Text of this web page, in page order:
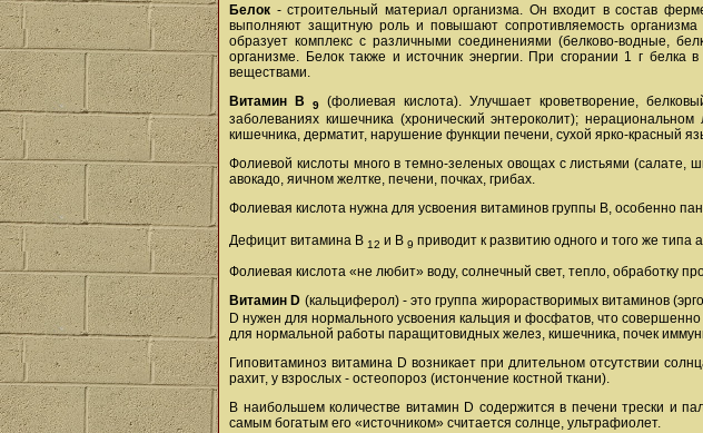
Белок - строительный материал организма. Он входит в состав
выполняют защитную роль и повышают сопротивляемость
образует комплекс с различными соединениями (белково-водные,
организме. Белок также и источник энергии. При сгорании 1 г
веществами.
Витамин В9
(фолиевая кислота). Улучшает кроветворение,
заболеваниях кишечника (хронический энтероколит);
кишечника, дерматит, нарушение функции печени, сухой ярко-красный
Фолиевой кислоты много в темно-зеленых овощах с листьями (салате,
авокадо, яичном желтке, печени, почках, грибах.
Фолиевая кислота нужна для усвоения витаминов группы В, особенно
Дефицит витамина В 12 и В 9 приводит к развитию одного и того же
Фолиевая кислота «не любит» воду, солнечный свет, тепло, обработку
Витамин D (кальциферол) - это группа жирорастворимых витаминов
D нужен для нормального усвоения кальция и фосфатов, что
для нормальной работы паращитовидных желез, кишечника, почек
Гиповитаминоз витамина D возникает при длительном отсутствии
рахит, у взрослых - остеопороз (истончение костной ткани).
В наибольшем количестве витамин D содержится в печени трески и
самым богатым его «источником» считается солнце, ультрафиолет.